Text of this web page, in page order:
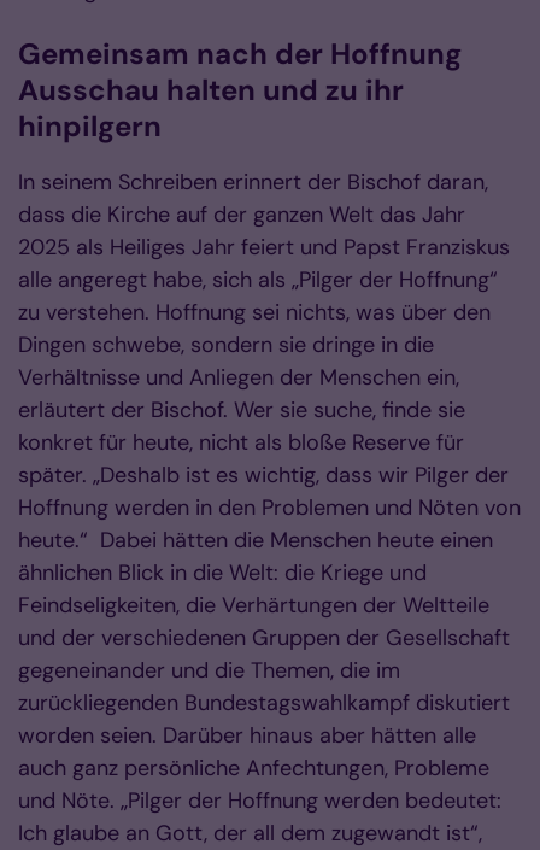
Gemeinsam nach der Hoffnung
Ausschau halten und zu ihr
hinpilgern
In seinem Schreiben erinnert der Bischof daran,
dass die Kirche auf der ganzen Welt das Jahr
2025 als Heiliges Jahr feiert und Papst Franziskus
alle angeregt habe, sich als „Pilger der Hoffnung“
zu verstehen. Hoffnung sei nichts, was über den
Dingen schwebe, sondern sie dringe in die
Verhältnisse und Anliegen der Menschen ein,
erläutert der Bischof. Wer sie suche, finde sie
konkret für heute, nicht als bloße Reserve für
später. „Deshalb ist es wichtig, dass wir Pilger der
Hoffnung werden in den Problemen und Nöten von
heute.“ Dabei hätten die Menschen heute einen
ähnlichen Blick in die Welt: die Kriege und
Feindseligkeiten, die Verhärtungen der Welt­teile
und der verschie­denen Gruppen der Gesellschaft
gegen­einander und die The­men, die im
zurückliegenden Bundestagswahlkampf dis­ku­­tiert
worden seien. Darüber hinaus aber hätten alle
auch ganz persönliche Anfechtungen, Probleme
und Nöte. „Pilger der Hoffnung werden bedeutet:
Ich glaube an Gott, der all dem zu­ge­wandt ist“,